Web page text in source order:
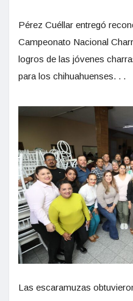
Pérez Cuéllar entregó
Campeonato Nacional
logros de las jóvenes
para los chihuahuenses. . .
Las escaramuzas